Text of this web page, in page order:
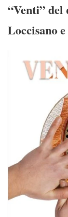
“Venti” del
Loccisano